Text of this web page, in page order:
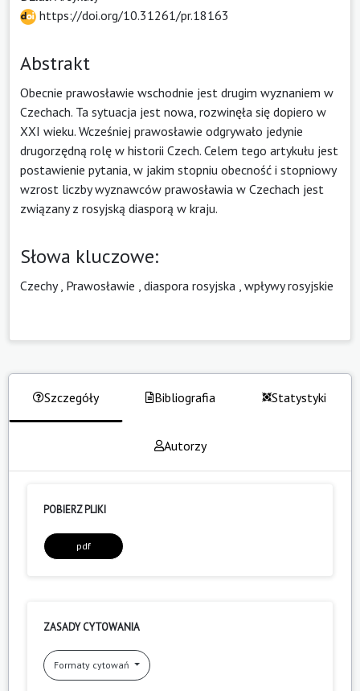
https://doi.org/10.31261/pr.18163
Abstrakt
Obecnie prawosławie wschodnie jest drugim wyznaniem w
Czechach. Ta sytuacja jest nowa, rozwinęła się dopiero w
XXI wieku. Wcześniej prawosławie odgrywało jedynie
drugorzędną rolę w historii Czech. Celem tego artykułu jest
postawienie pytania, w jakim stopniu obecność i stopniowy
wzrost liczby wyznawców prawosławia w Czechach jest
związany z rosyjską diasporą w kraju.
Słowa kluczowe:
Czechy, Prawosławie diaspora rosyjska wpływy rosyjskie
Szczegóły Bibliografia Statystyki
Autorzy
POBIERZ PLIKI
pdf
ZASADY CYTOWANIA
Formaty cytowań